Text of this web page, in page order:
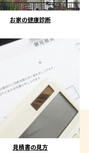
お家の健康診断
見積書の見方